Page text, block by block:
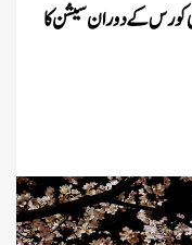
کورس کے دوران سیشن کا